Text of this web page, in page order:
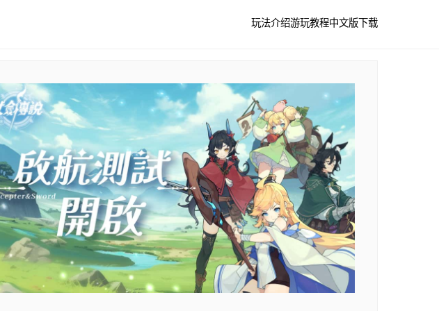
玩法介绍游玩教程中文版下载